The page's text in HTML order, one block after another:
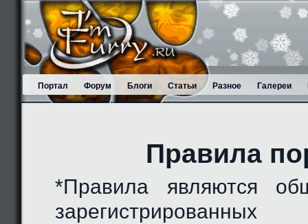
Портал Форум Блоги Статьи Разное Галереи
Правила
*Правила являются